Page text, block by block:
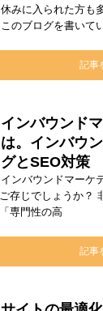
休みに入られた方も
このブログを書いて
記事
インバウンド
は。インバウ
グとSEO対策
インバウンドマーケ
ご存じでしょうか？
「専門性の高
記事